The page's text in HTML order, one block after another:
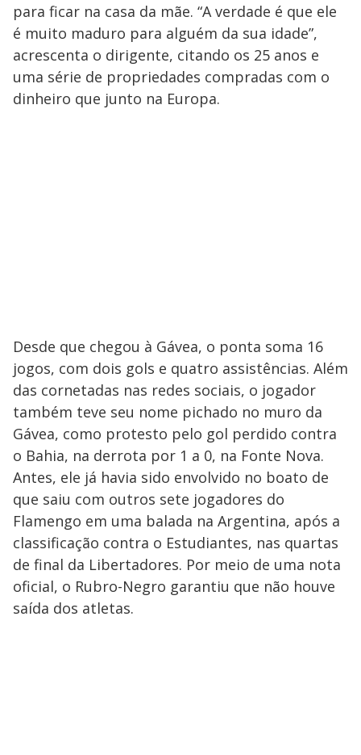
para ficar na casa da mãe. “A verdade é que ele
é muito maduro para alguém da sua idade”,
acrescenta o dirigente, citando os 25 anos e
uma série de propriedades compradas com o
dinheiro que junto na Europa.
Desde que chegou à Gávea, o ponta soma 16
jogos, com dois gols e quatro assistências. Além
das cornetadas nas redes sociais, o jogador
também teve seu nome pichado no muro da
Gávea, como protesto pelo gol perdido contra
o Bahia, na derrota por 1 a 0, na Fonte Nova.
Antes, ele já havia sido envolvido no boato de
que saiu com outros sete jogadores do
Flamengo em uma balada na Argentina, após a
classificação contra o Estudiantes, nas quartas
de final da Libertadores. Por meio de uma nota
oficial, o Rubro-Negro garantiu que não houve
saída dos atletas.